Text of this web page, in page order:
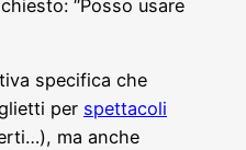
“Posso usare
specifica che
per spettacoli
ma anche